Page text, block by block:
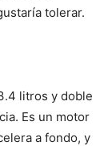
tolerar.
litros y doble
Es un motor
a fondo, y